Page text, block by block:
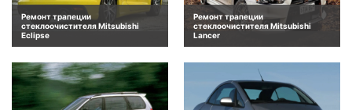
Ремонт трапеции
стеклоочистителя Mitsubishi
Eclipse
Ремонт трапеции
стеклоочистителя Mitsubishi
Lancer